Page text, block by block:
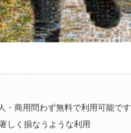
・商用問わず無料で利用可能で
しく損なうような利用